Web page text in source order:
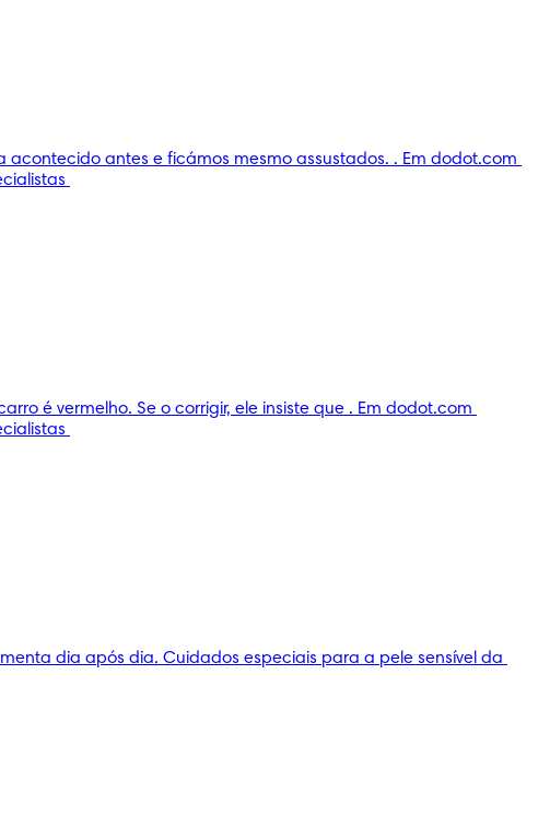
antes e ficámos mesmo assustados. . Em dodot.com
é vermelho. Se o corrigir, ele insiste que . Em dodot.com
dia após dia. Cuidados especiais para a pele sensível da